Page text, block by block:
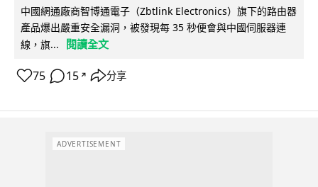
中國網通廠商智博通電子（Zbtlink Electronics）旗下的路由器
產品爆出嚴重安全漏洞，被發現每 35 秒便會與中國伺服器連
線，旗...
閱讀全文
75 15 ↗ 分享
ADVERTISEMENT